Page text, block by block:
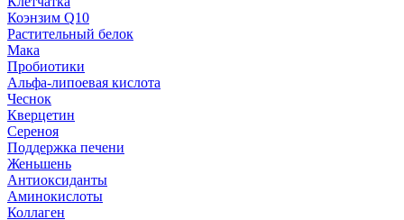
Коэнзим Q10
Растительный белок
Мака
Пробиотики
Альфа-липоевая кислота
Чеснок
Кверцетин
Сереноя
Поддержка печени
Женьшень
Антиоксиданты
Аминокислоты
Коллаген